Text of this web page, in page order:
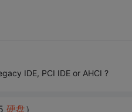
IDE, PCI IDE or AHCI ?
硬盘）